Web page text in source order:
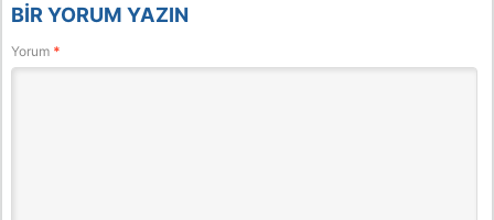
BIR YORUM YAZIN
Yorum *